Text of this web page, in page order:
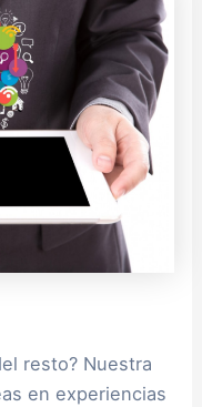
resto? Nuestra
en experiencias